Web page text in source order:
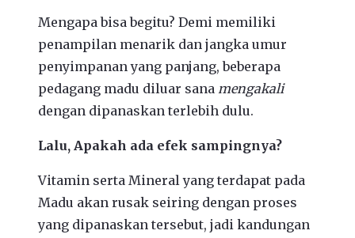
Mengapa bisa begitu? Demi memiliki
penampilan menarik dan jangka umur
penyimpanan yang panjang, beberapa
pedagang madu diluar sana mengakali
dengan dipanaskan terlebih dulu.
Lalu, Apakah ada efek sampingnya?
Vitamin serta Mineral yang terdapat pada
Madu akan rusak seiring dengan proses
yang dipanaskan tersebut, jadi kandungan